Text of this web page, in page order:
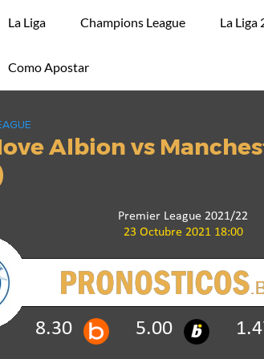
La Liga Champions League La Liga
Como Apostar
Albion vs